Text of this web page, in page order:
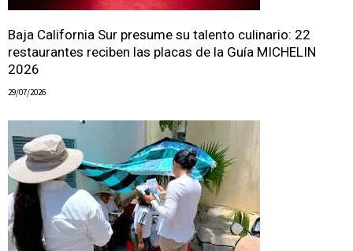
Baja California Sur presume su talento culinario: 22
restaurantes reciben las placas de la Guía MICHELIN
2026
29/07/2026